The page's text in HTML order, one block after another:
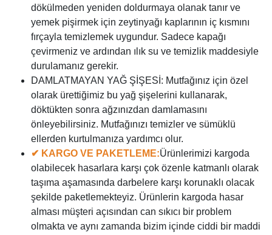
dökülmeden yeniden doldurmaya olanak tanır ve
yemek pişirmek için zeytinyağı kaplarının iç kısmını
fırçayla temizlemek uygundur. Sadece kapağı
çevirmeniz ve ardından ılık su ve temizlik maddesiyle
durulamanız gerekir.
DAMLATMAYAN YAĞ ŞİŞESİ: Mutfağınız için özel
olarak ürettiğimiz bu yağ şişelerini kullanarak,
döktükten sonra ağzınızdan damlamasını
önleyebilirsiniz. Mutfağınızı temizler ve sümüklü
ellerden kurtulmanıza yardımcı olur.
✔ KARGO VE PAKETLEME:Ürünlerimizi kargoda
olabilecek hasarlara karşı çok özenle katmanlı olarak
taşıma aşamasında darbelere karşı korunaklı olacak
şekilde paketlemekteyiz. Ürünlerin kargoda hasar
alması müşteri açısından can sıkıcı bir problem
olmakta ve aynı zamanda bizim içinde ciddi bir maddi